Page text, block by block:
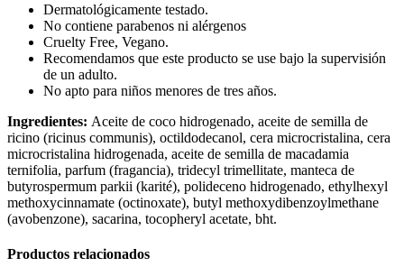
Dermatológicamente testado.
No contiene parabenos ni alérgenos
Cruelty Free, Vegano.
Recomendamos que este producto se use bajo la supervisión
de un adulto.
No apto para niños menores de tres años.
Ingredientes: Aceite de coco hidrogenado, aceite de semilla de
ricino (ricinus communis), octildodecanol, cera microcristalina, cera
microcristalina hidrogenada, aceite de semilla de macadamia
ternifolia, parfum (fragancia), tridecyl trimellitate, manteca de
butyrospermum parkii (karité), polideceno hidrogenado, ethylhexyl
methoxycinnamate (octinoxate), butyl methoxydibenzoylmethane
(avobenzone), sacarina, tocopheryl acetate, bht.
Productos relacionados